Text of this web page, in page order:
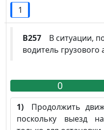
1
B257 В ситуации,
водитель
0
1) Продолжить
поскольку выезд